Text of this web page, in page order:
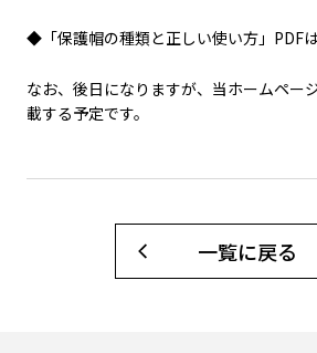
◆「保護帽の種類と正しい使い方」PDF
なお、後日になりますが、当ホームペー
載する予定です。
一覧に戻る